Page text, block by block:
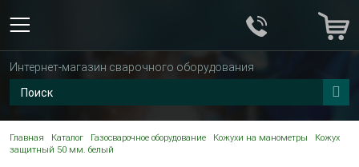
Интернет-магазин сварочного оборудования
Главная Каталог Газосварочное оборудование Кожухи на манометры
Кожух
защитный 50 мм. белый